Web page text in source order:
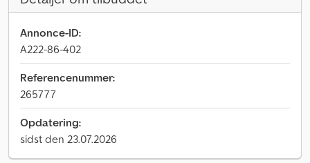
Annonce-ID:
A222-86-402
Referencenummer:
265777
Opdatering:
sidst den 23.07.2026